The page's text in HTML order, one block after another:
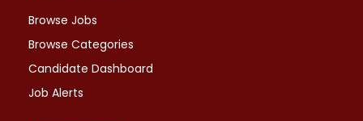
Browse Jobs
Browse Categories
Candidate Dashboard
Job Alerts